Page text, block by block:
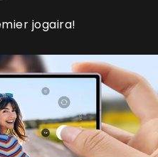
jogaira!